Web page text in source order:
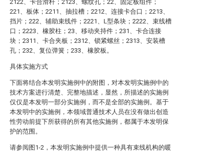
2122、卡合滑杆；2123、螺纹孔；22、固定板组件；
221、板体；2211、抽拉槽；2212、连接卡合口；2213、
挡片；222、辅助束线件；2221、L型条块；2222、束线槽
口；2223、橡胶柱；23、移动夹持件；231、卡合连接
块；2311、卡合夹板；2312、锁紧螺丝；2313、安装槽
孔；232、复位弹簧；233、橡胶板。
具体实施方式
下面将结合本发明实施例中的附图，对本发明实施例中的
技术方案进行清楚、完整地描述，显然，所描述的实施例
仅仅是本发明一部分实施例，而不是全部的实施例。基于
本发明中的实施例，本领域普通技术人员在没有做出创造
性劳动前提下所获得的所有其他实施例，都属于本发明保
护的范围。
请参阅图1-2，本发明实施例中提供一种具有束线机构的暖